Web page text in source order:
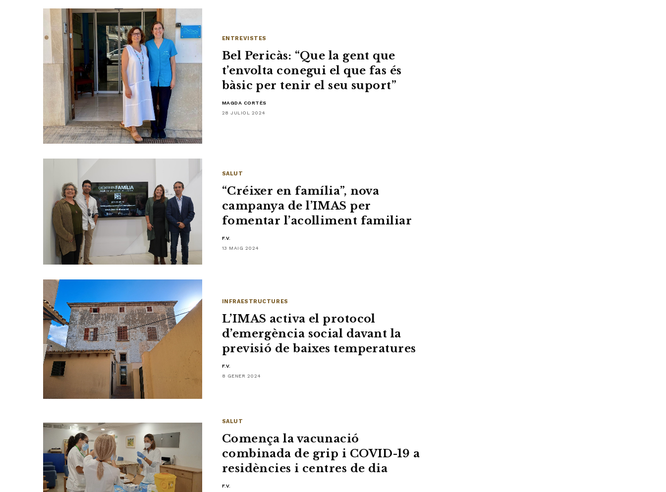
ENTREVISTES
Bel Pericàs: “Que la gent que
t’envolta conegui el que fas és
bàsic per tenir el seu suport”
MAGDA CORTÈS
28 JULIOL 2024
SALUT
“Créixer en família”, nova
campanya de l’IMAS per
fomentar l’acolliment familiar
F.V.
13 MAIG 2024
INFRAESTRUCTURES
L’IMAS activa el protocol
d’emergència social davant la
previsió de baixes temperatures
F.V.
8 GENER 2024
SALUT
Comença la vacunació
combinada de grip i COVID-19 a
residències i centres de dia
F.V.